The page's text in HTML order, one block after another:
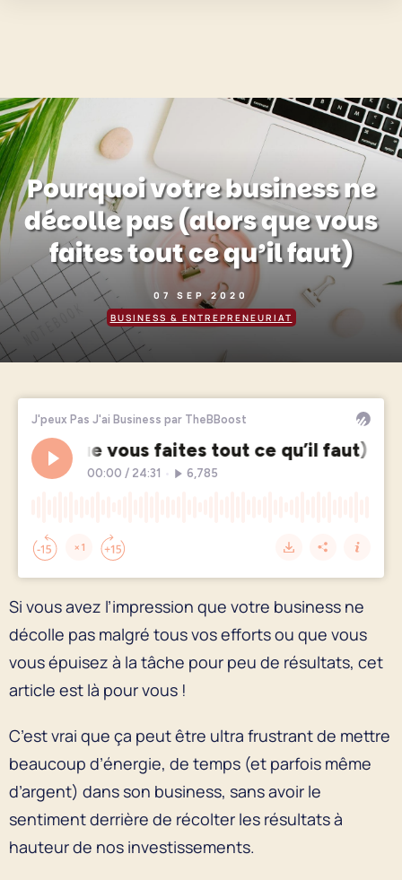
Pourquoi votre business ne
décolle pas (alors que vous
faites tout ce qu’il faut)
07 SEP 2020
BUSINESS & ENTREPRENEURIAT
Si vous avez l’impression que votre business ne
décolle pas malgré tous vos efforts ou que vous
vous épuisez à la tâche pour peu de résultats, cet
article est là pour vous !
C’est vrai que ça peut être ultra frustrant de mettre
beaucoup d’énergie, de temps (et parfois même
d’argent) dans son business, sans avoir le
sentiment derrière de récolter les résultats à
hauteur de nos investissements.